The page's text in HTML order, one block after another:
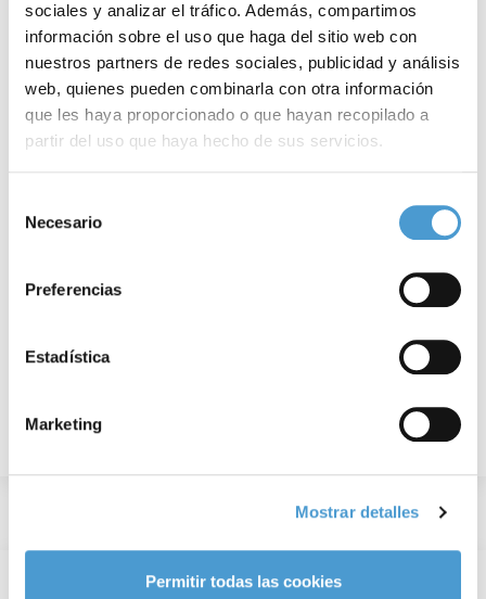
sociales y analizar el tráfico. Además, compartimos
información sobre el uso que haga del sitio web con
nuestros partners de redes sociales, publicidad y análisis
web, quienes pueden combinarla con otra información
que les haya proporcionado o que hayan recopilado a
partir del uso que haya hecho de sus servicios.
de cookies
Necesario
Preferencias
Estadística
Marketing
Mostrar detalles
Permitir todas las cookies
27 NOVIEMBRE, 2023 DE INTERÉS